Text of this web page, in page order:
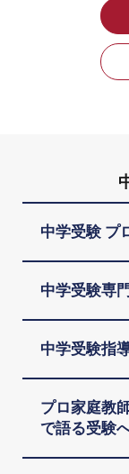
中学受験 プ
中学受験専
中学受験指
プロ家庭教
で語る受験